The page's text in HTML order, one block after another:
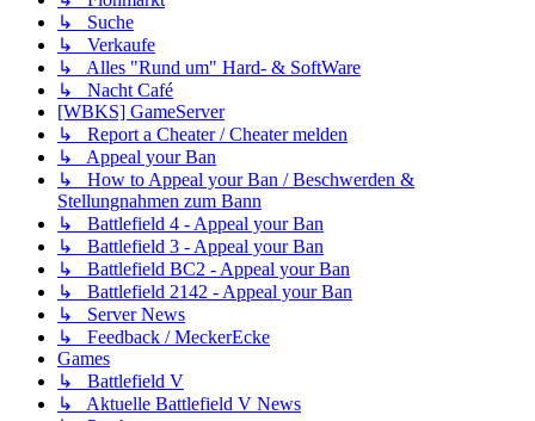
↳ Suche
↳ Verkaufe
↳ Alles "Rund um" Hard- & SoftWare
↳ Nacht Café
[WBKS] GameServer
↳ Report a Cheater / Cheater melden
↳ Appeal your Ban
↳ How to Appeal your Ban / Beschwerden &
Stellungnahmen zum Bann
↳ Battlefield 4 - Appeal your Ban
↳ Battlefield 3 - Appeal your Ban
↳ Battlefield BC2 - Appeal your Ban
↳ Battlefield 2142 - Appeal your Ban
↳ Server News
↳ Feedback / MeckerEcke
Games
↳ Battlefield V
↳ Aktuelle Battlefield V News